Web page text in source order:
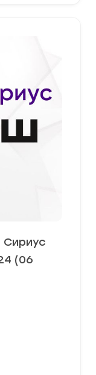
(06